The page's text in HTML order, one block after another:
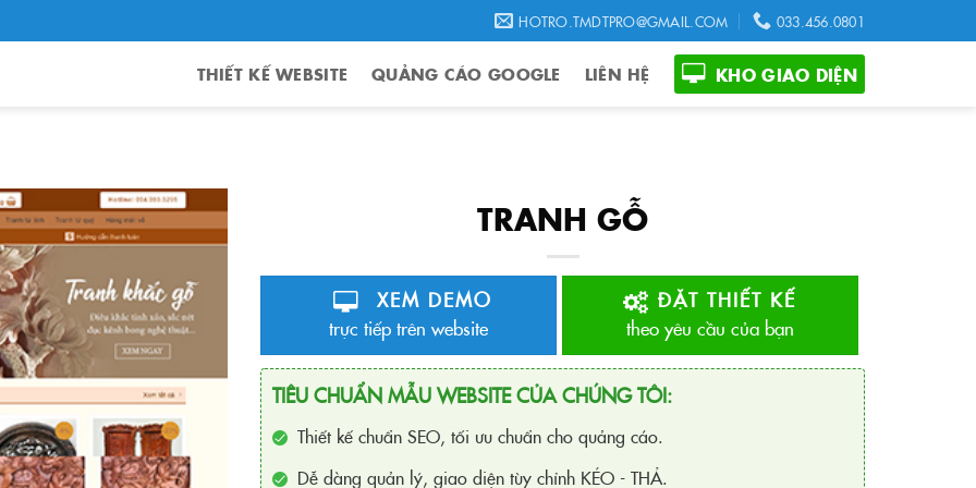
HOTRO.TMDTPRO@GMAIL.COM 033.456.0801
THIẾT KẾ WEBSITE QUẢNG CÁO GOOGLE LIÊN HỆ KHO GIAO DIỆN
TRANH GỖ
XEM DEMO
trực tiếp trên website
ĐẶT THIẾT KẾ
theo yêu cầu của bạn
TIÊU CHUẨN MẪU WEBSITE CỦA CHÚNG TÔI:
Thiết kế chuẩn SEO, tối ưu chuẩn cho quảng cáo.
Dễ dàng quản lý, giao diện tùy chỉnh KÉO - THẢ.